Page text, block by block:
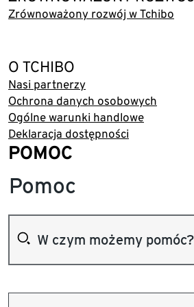
Zrównoważony rozwój w Tchibo
O TCHIBO
Nasi partnerzy
Ochrona danych osobowych
Ogólne warunki handlowe
Deklaracja dostępności
POMOC
Pomoc